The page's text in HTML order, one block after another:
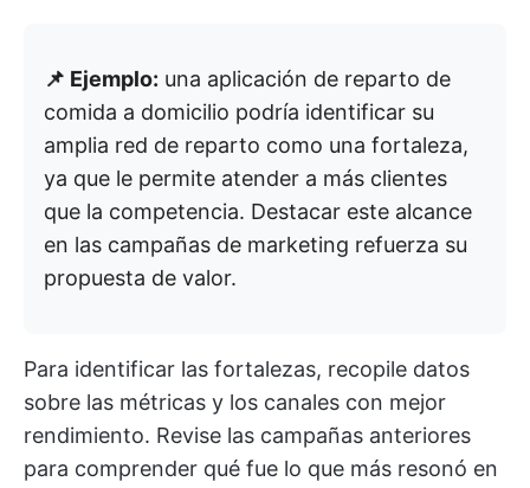
📌 Ejemplo: una aplicación de reparto de
comida a domicilio podría identificar su
amplia red de reparto como una fortaleza,
ya que le permite atender a más clientes
que la competencia. Destacar este alcance
en las campañas de marketing refuerza su
propuesta de valor.
Para identificar las fortalezas, recopile datos
sobre las métricas y los canales con mejor
rendimiento. Revise las campañas anteriores
para comprender qué fue lo que más resonó en